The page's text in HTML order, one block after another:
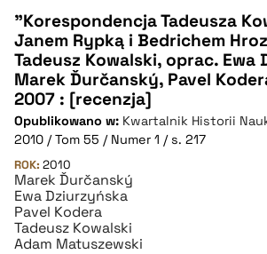
CZYSTY TEKST
pobierz cytat
BIBTEX
pobierz cytat
"Korespondencja Tadeusza
Janem Rypką i Bedrichem
Tadeusz Kowalski, oprac. Ewa
Marek Ďurčanský, Pavel
2007 : [recenzja]
Opublikowano w: Kwartalnik Historii
2010 / Tom 55 / Numer 1 / s. 217
ROK: 2010
Marek Ďurčanský
Ewa Dziurzyńska
Pavel Kodera
Tadeusz Kowalski
Adam Matuszewski